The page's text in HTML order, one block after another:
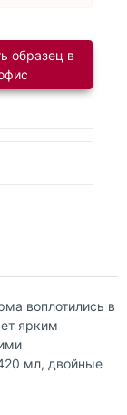
образец в
воплотились в
ярким
мл, двойные